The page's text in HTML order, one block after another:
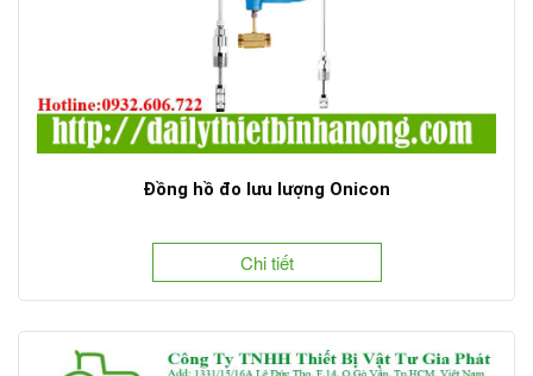
Đồng hồ đo lưu lượng Onicon
Chi tiết